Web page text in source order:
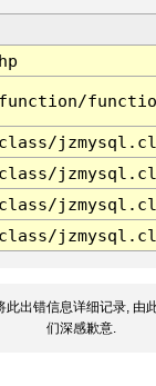
此出错信息详细记录, 由
们深感歉意.